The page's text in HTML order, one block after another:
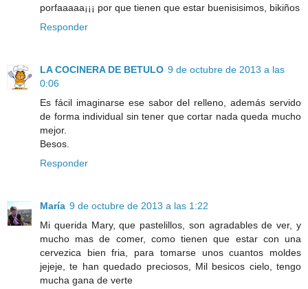
porfaaaaa¡¡¡ por que tienen que estar buenisisimos, bikiños
Responder
LA COCINERA DE BETULO 9 de octubre de 2013 a las
0:06
Es fácil imaginarse ese sabor del relleno, además servido
de forma individual sin tener que cortar nada queda mucho
mejor.
Besos.
Responder
María 9 de octubre de 2013 a las 1:22
Mi querida Mary, que pastelillos, son agradables de ver, y
mucho mas de comer, como tienen que estar con una
cervezica bien fria, para tomarse unos cuantos moldes
jejeje, te han quedado preciosos, Mil besicos cielo, tengo
mucha gana de verte